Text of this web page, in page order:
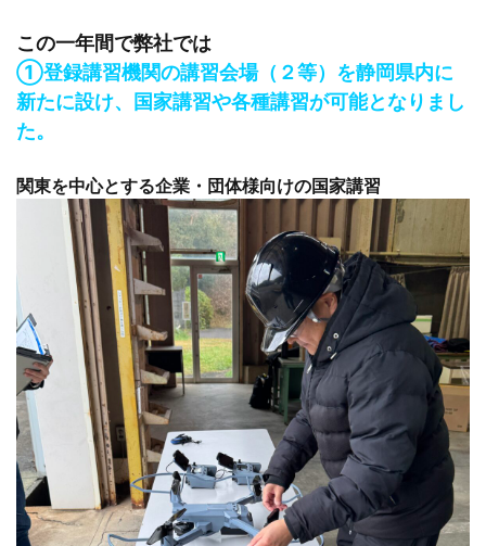
この一年間で弊社では
①登録講習機関の講習会場（２等）を静岡県内に
新たに設け、国家講習や各種講習が可能となりまし
た。
関東を中心とする企業・団体様向けの国家講習